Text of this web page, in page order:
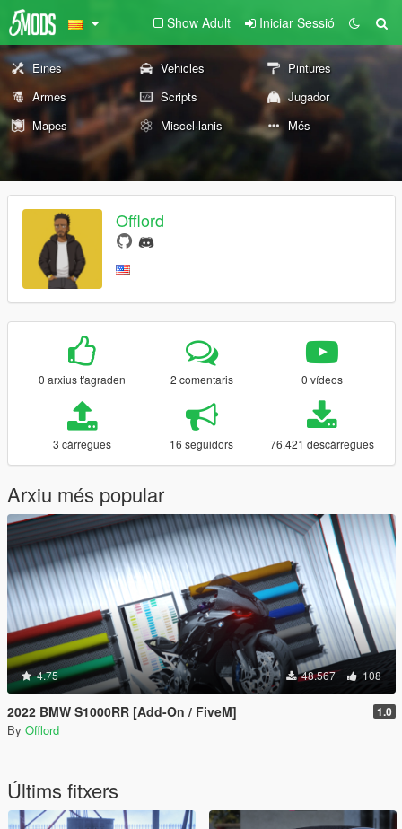
Show Adult Iniciar Sessió
Eines Vehicles
Pintures
Armes
Scripts
Jugador
Mapes
Miscel·lanis Més
Offlord
0 arxius t'agraden 2 comentaris 0 vídeos
3 càrregues 16 seguidors 76.421 descàrregues
Arxiu més popular
4.75 48.567 108
2022 BMW S1000RR [Add-On / FiveM] 1.0
By Offlord
Últims fitxers